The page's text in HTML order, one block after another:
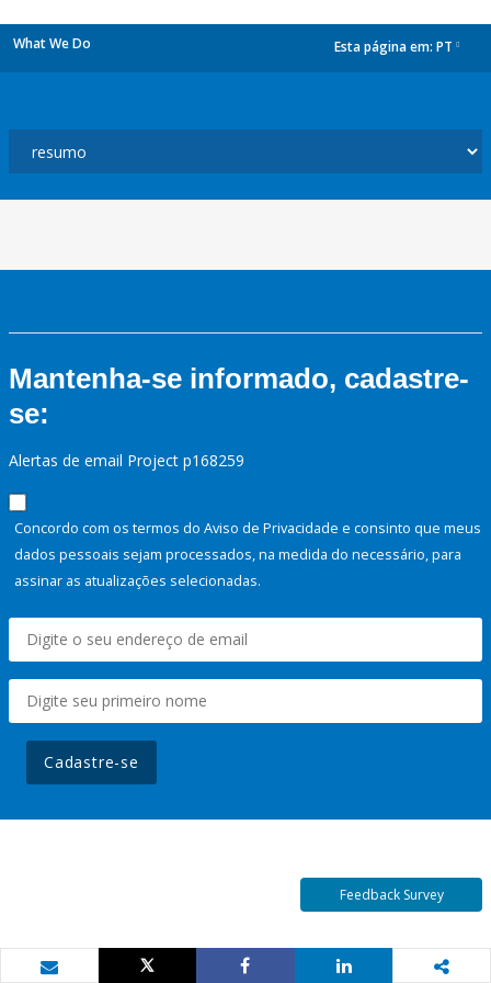
What We Do Esta página em: PT
Mantenha-se informado, cadastre-
se:
Alertas de email Project p168259
Concordo com os termos do Aviso de Privacidade e consinto que meus
dados pessoais sejam processados, na medida do necessário, para
assinar as atualizações selecionadas.
Cadastre-se
Feedback Survey